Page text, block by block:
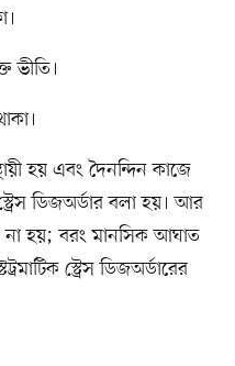
ভীতি।
হয় এবং দৈনন্দিন কাজে
ডিজঅর্ডার বলা হয়। আর
না হয়; বরং মানসিক আঘাত
স্ট্রেস ডিজঅর্ডারের